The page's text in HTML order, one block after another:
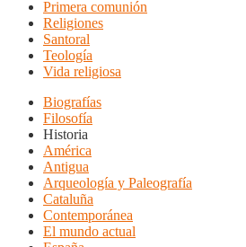
Primera comunión
Religiones
Santoral
Teología
Vida religiosa
Biografías
Filosofía
Historia
América
Antigua
Arqueología y Paleografía
Cataluña
Contemporánea
El mundo actual